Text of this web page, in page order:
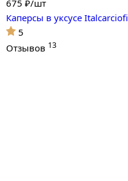
675 ₽/шт
Каперсы в уксусе Italcarciofi
5
Отзывов 13